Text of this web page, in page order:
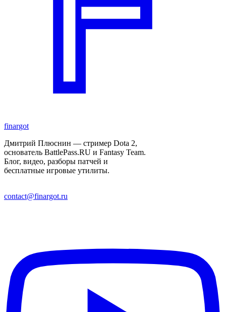
finargot
Дмитрий Плюснин — стример Dota 2,
основатель BattlePass.RU и Fantasy Team.
Блог, видео, разборы патчей и
бесплатные игровые утилиты.
contact@finargot.ru